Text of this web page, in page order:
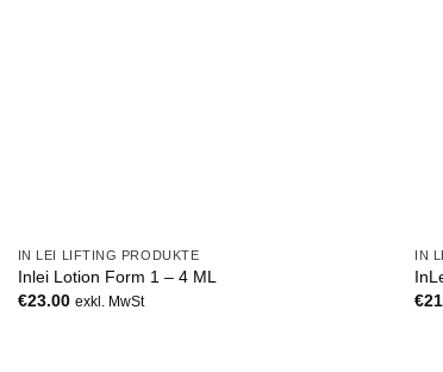
IN LEI LIFTING PRODUKTE
Inlei Lotion Form 1 – 4 ML
€23.00 exkl. MwSt
IN
€